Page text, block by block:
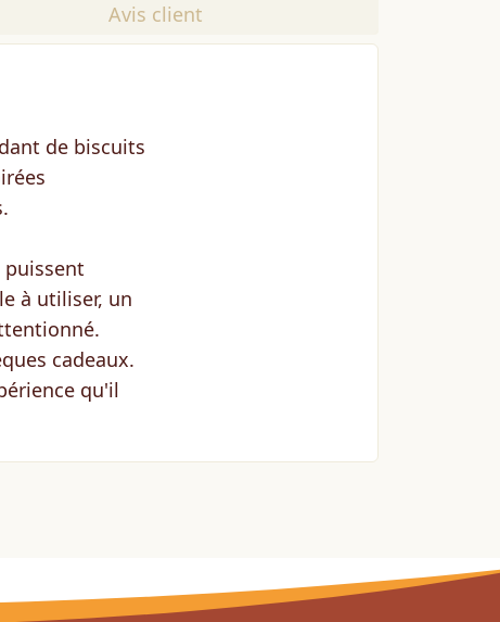
Avis client
de biscuits
puissent
à utiliser, un
cadeaux.
qu'il